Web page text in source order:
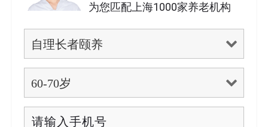
为您匹配上海1000家养老机构